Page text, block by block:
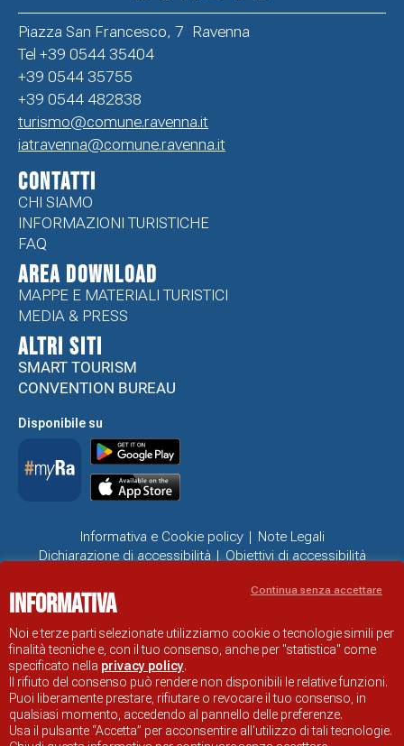
Piazza San Francesco, 7 Ravenna
Tel +39 0544 35404
+39 0544 35755
+39 0544 482838
turismo@comune.ravenna.it
iatravenna@comune.ravenna.it
CONTATTI
CHI SIAMO
INFORMAZIONI TURISTICHE
FAQ
Area Download
MAPPE E MATERIALI TURISTICI
MEDIA & PRESS
ALTRI SITI
SMART TOURISM
CONVENTION BUREAU
Disponibile su
Informativa e Cookie policy
Note Legali
Dichiarazione di accessibilità
Obiettivi di accessibilità
SITO UFFICIALE DI INFORMAZIONE TURISTICA DI RAVENNA
Informativa
Noi e terze parti selezionate utilizziamo cookie o tecnologie simili per
finalità tecniche e, con il tuo consenso, anche per "statistica" come
specificato nella privacy policy.
Il rifiuto del consenso può rendere non disponibili le relative funzioni.
Puoi liberamente prestare, rifiutare o revocare il tuo consenso, in
qualsiasi momento, accedendo al pannello delle preferenze.
Usa il pulsante “Accetta” per acconsentire all'utilizzo di tali tecnologie.
Continua senza accettare